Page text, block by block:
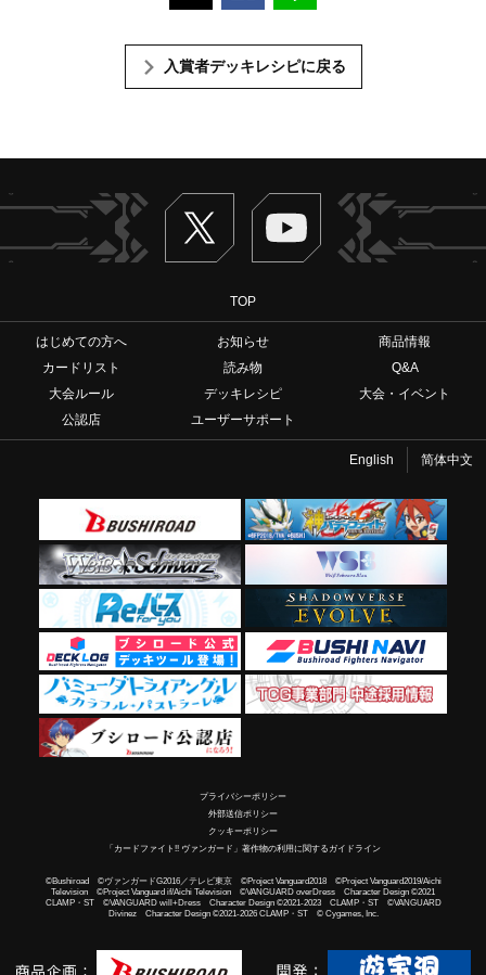
入賞者デッキレシピに戻る
Twitter ヴァンガードch
TOP
はじめての方へ お知らせ
商品情報
カードリスト
読み物
Q&A
大会ルール
デッキレシピ
大会・イベント
公認店
ユーザーサポート
English 简体中文
プライバシーポリシー
外部送信ポリシー
クッキーポリシー
「カードファイト!! ヴァンガード」著作物の利用に関するガイドライン
©Bushiroad ©ヴァンガードG2016／テレビ東京 ©Project Vanguard2018 ©Project Vanguard2019/Aichi
Television ©Project Vanguard if/Aichi Television ©VANGUARD overDress Character Design ©2021
CLAMP・ST ©VANGUARD will+Dress Character Design ©2021-2023 CLAMP・ST ©VANGUARD
Divinez Character Design ©2021-2026 CLAMP・ST © Cygames, Inc.